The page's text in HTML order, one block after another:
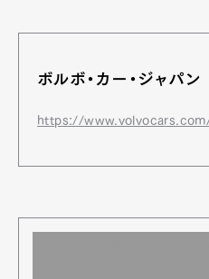
ボルボ・カー・ジャパン
https://